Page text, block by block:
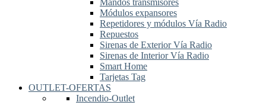
Mandos transmisores
Módulos expansores
Repetidores y módulos Vía Radio
Repuestos
Sirenas de Exterior Vía Radio
Sirenas de Interior Vía Radio
Smart Home
Tarjetas Tag
OUTLET-OFERTAS
Incendio-Outlet